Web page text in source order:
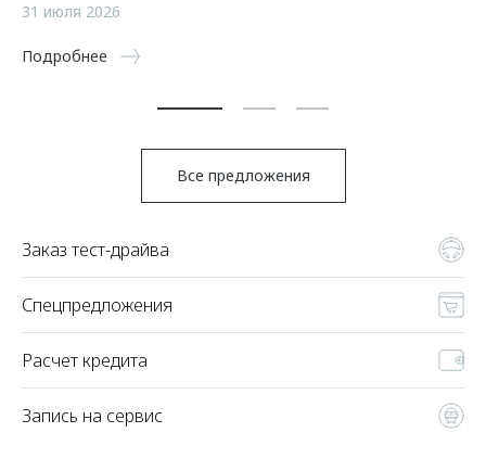
31 июля 2026
Подробнее
Все предложения
Заказ тест-драйва
Спецпредложения
Расчет кредита
Запись на сервис